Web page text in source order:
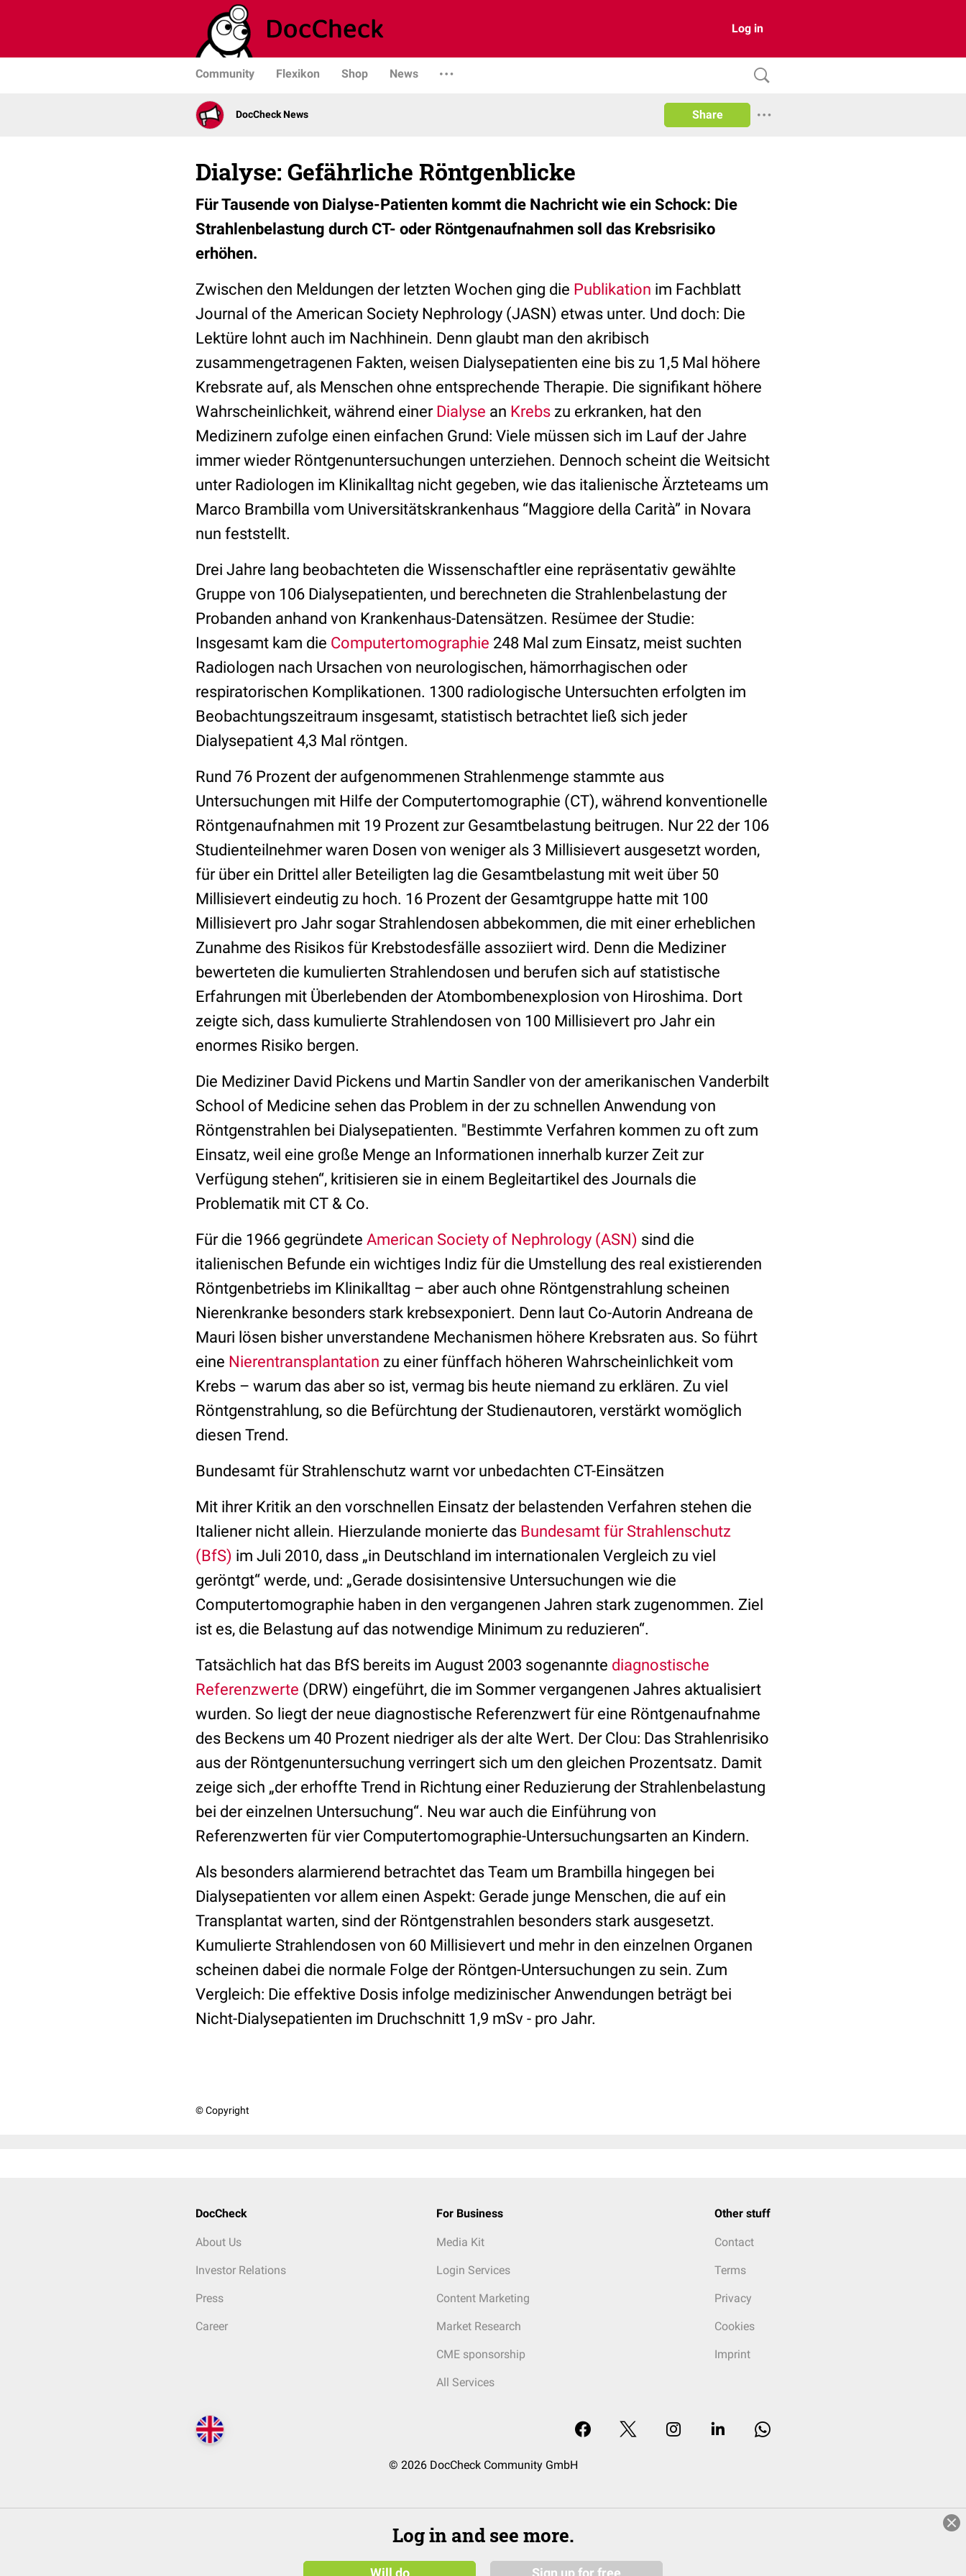
Log in
Community Flexikon Shop News
DocCheck News Share
Dialyse: Gefährliche Röntgenblicke
Für Tausende von Dialyse-Patienten kommt die Nachricht wie ein Schock: Die
Strahlenbelastung durch CT- oder Röntgenaufnahmen soll das Krebsrisiko
erhöhen.
Zwischen den Meldungen der letzten Wochen ging die Publikation im Fachblatt
Journal of the American Society Nephrology (JASN) etwas unter. Und doch: Die
Lektüre lohnt auch im Nachhinein. Denn glaubt man den akribisch
zusammengetragenen Fakten, weisen Dialysepatienten eine bis zu 1,5 Mal höhere
Krebsrate auf, als Menschen ohne entsprechende Therapie. Die signifikant höhere
Wahrscheinlichkeit, während einer Dialyse an Krebs zu erkranken, hat den
Medizinern zufolge einen einfachen Grund: Viele müssen sich im Lauf der Jahre
immer wieder Röntgenuntersuchungen unterziehen. Dennoch scheint die Weitsicht
unter Radiologen im Klinikalltag nicht gegeben, wie das italienische Ärzteteams um
Marco Brambilla vom Universitätskrankenhaus “Maggiore della Carità” in Novara
nun feststellt.
Drei Jahre lang beobachteten die Wissenschaftler eine repräsentativ gewählte
Gruppe von 106 Dialysepatienten, und berechneten die Strahlenbelastung der
Probanden anhand von Krankenhaus-Datensätzen. Resümee der Studie:
Insgesamt kam die Computertomographie 248 Mal zum Einsatz, meist suchten
Radiologen nach Ursachen von neurologischen, hämorrhagischen oder
respiratorischen Komplikationen. 1300 radiologische Untersuchten erfolgten im
Beobachtungszeitraum insgesamt, statistisch betrachtet ließ sich jeder
Dialysepatient 4,3 Mal röntgen.
Rund 76 Prozent der aufgenommenen Strahlenmenge stammte aus
Untersuchungen mit Hilfe der Computertomographie (CT), während konventionelle
Röntgenaufnahmen mit 19 Prozent zur Gesamtbelastung beitrugen. Nur 22 der 106
Studienteilnehmer waren Dosen von weniger als 3 Millisievert ausgesetzt worden,
für über ein Drittel aller Beteiligten lag die Gesamtbelastung mit weit über 50
Millisievert eindeutig zu hoch. 16 Prozent der Gesamtgruppe hatte mit 100
Millisievert pro Jahr sogar Strahlendosen abbekommen, die mit einer erheblichen
Zunahme des Risikos für Krebstodesfälle assoziiert wird. Denn die Mediziner
bewerteten die kumulierten Strahlendosen und berufen sich auf statistische
Erfahrungen mit Überlebenden der Atombombenexplosion von Hiroshima. Dort
zeigte sich, dass kumulierte Strahlendosen von 100 Millisievert pro Jahr ein
enormes Risiko bergen.
Die Mediziner David Pickens und Martin Sandler von der amerikanischen Vanderbilt
School of Medicine sehen das Problem in der zu schnellen Anwendung von
Röntgenstrahlen bei Dialysepatienten. "Bestimmte Verfahren kommen zu oft zum
Einsatz, weil eine große Menge an Informationen innerhalb kurzer Zeit zur
Verfügung stehen“, kritisieren sie in einem Begleitartikel des Journals die
Problematik mit CT & Co.
Für die 1966 gegründete American Society of Nephrology (ASN) sind die
italienischen Befunde ein wichtiges Indiz für die Umstellung des real existierenden
Röntgenbetriebs im Klinikalltag – aber auch ohne Röntgenstrahlung scheinen
Nierenkranke besonders stark krebsexponiert. Denn laut Co-Autorin Andreana de
Mauri lösen bisher unverstandene Mechanismen höhere Krebsraten aus. So führt
eine Nierentransplantation zu einer fünffach höheren Wahrscheinlichkeit vom
Krebs – warum das aber so ist, vermag bis heute niemand zu erklären. Zu viel
Röntgenstrahlung, so die Befürchtung der Studienautoren, verstärkt womöglich
diesen Trend.
Bundesamt für Strahlenschutz warnt vor unbedachten CT-Einsätzen
Mit ihrer Kritik an den vorschnellen Einsatz der belastenden Verfahren stehen die
Italiener nicht allein. Hierzulande monierte das Bundesamt für Strahlenschutz
(BfS) im Juli 2010, dass „in Deutschland im internationalen Vergleich zu viel
geröntgt“ werde, und: „Gerade dosisintensive Untersuchungen wie die
Computertomographie haben in den vergangenen Jahren stark zugenommen. Ziel
ist es, die Belastung auf das notwendige Minimum zu reduzieren“.
Tatsächlich hat das BfS bereits im August 2003 sogenannte diagnostische
Referenzwerte (DRW) eingeführt, die im Sommer vergangenen Jahres aktualisiert
wurden. So liegt der neue diagnostische Referenzwert für eine Röntgenaufnahme
des Beckens um 40 Prozent niedriger als der alte Wert. Der Clou: Das Strahlenrisiko
aus der Röntgenuntersuchung verringert sich um den gleichen Prozentsatz. Damit
zeige sich „der erhoffte Trend in Richtung einer Reduzierung der Strahlenbelastung
bei der einzelnen Untersuchung“. Neu war auch die Einführung von
Referenzwerten für vier Computertomographie-Untersuchungsarten an Kindern.
Als besonders alarmierend betrachtet das Team um Brambilla hingegen bei
Dialysepatienten vor allem einen Aspekt: Gerade junge Menschen, die auf ein
Transplantat warten, sind der Röntgenstrahlen besonders stark ausgesetzt.
Kumulierte Strahlendosen von 60 Millisievert und mehr in den einzelnen Organen
scheinen dabei die normale Folge der Röntgen-Untersuchungen zu sein. Zum
Vergleich: Die effektive Dosis infolge medizinischer Anwendungen beträgt bei
Nicht-Dialysepatienten im Druchschnitt 1,9 mSv - pro Jahr.
© Copyright
DocCheck
About Us
Investor Relations
Press
Career
For Business
Media Kit
Login Services
Content Marketing
Market Research
CME sponsorship
All Services
Other stuff
Contact
Terms
Privacy
Cookies
Imprint
© 2026 DocCheck Community GmbH
Log in and see more.
Will do Sign up for free